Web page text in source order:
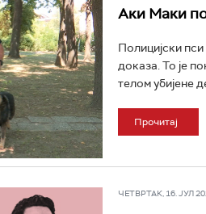
Аки Маки
Полицијски
доказа. То је
телом убијене
Прочитај
ЧЕТВРТАК, 16. ЈУЛ